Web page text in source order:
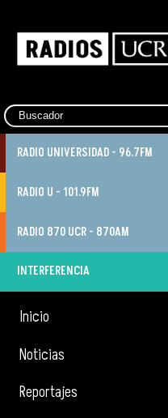
RADIO UNIVERSIDAD - 96.7FM
RADIO U - 101.9FM
RADIO 870 UCR - 870AM
INTERFERENCIA
Inicio
Noticias
Reportajes